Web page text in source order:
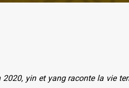
yin et yang raconte la vie